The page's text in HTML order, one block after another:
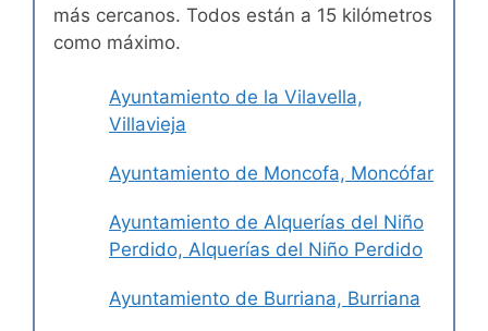
más cercanos. Todos están a 15 kilómetros
como máximo.
Ayuntamiento de la Vilavella,
Villavieja
Ayuntamiento de Moncofa, Moncófar
Ayuntamiento de Alquerías del Niño
Perdido, Alquerías del Niño Perdido
Ayuntamiento de Burriana, Burriana